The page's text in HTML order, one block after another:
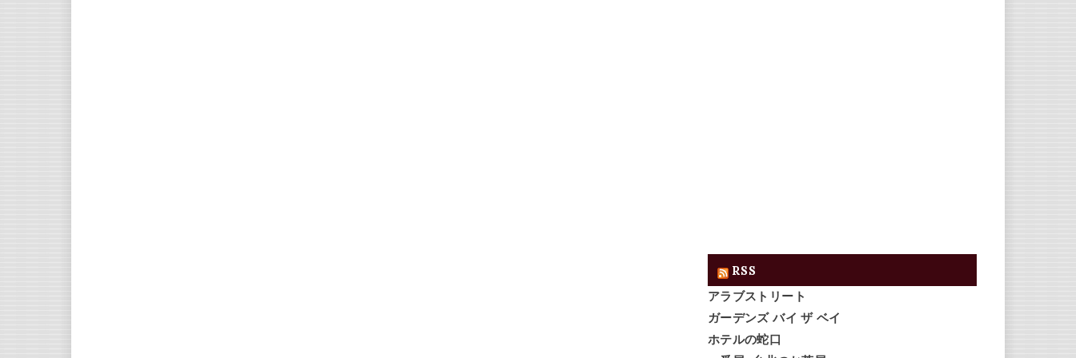
RSS
アラブストリート
ガーデンズ バイ ザ ベイ
ホテルの蛇口